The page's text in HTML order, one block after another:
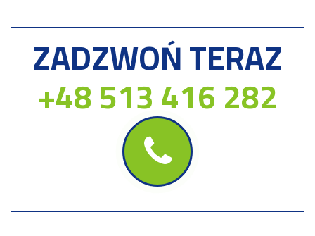
ZADZWOŃ TERAZ
+48 513 416 282